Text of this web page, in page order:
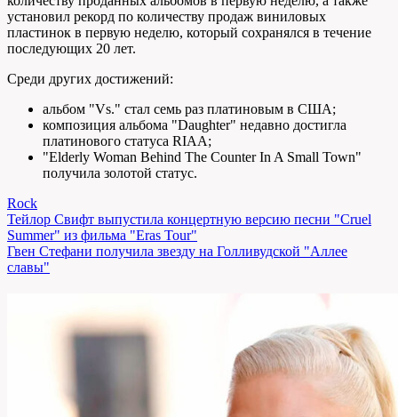
установил рекорд по количеству продаж виниловых
пластинок в первую неделю, который сохранялся в течение
последующих 20 лет.
Среди других достижений:
альбом "Vs." стал семь раз платиновым в США;
композиция альбома "Daughter" недавно достигла
платинового статуса RIAA;
"Elderly Woman Behind The Counter In A Small Town"
получила золотой статус.
Rock
Навигация
по
записям
Тейлор Свифт выпустила концертную версию песни "Cruel
Summer" из фильма "Eras Tour"
Гвен Стефани получила звезду на Голливудской "Аллее
славы"